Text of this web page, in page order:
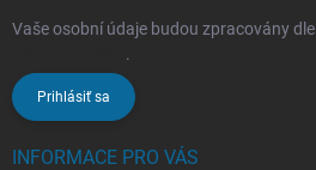
Vaše osobní údaje budou zpracovány dle
.
Prihlásiť sa
INFORMACE PRO VÁS